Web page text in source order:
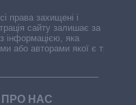
права захищені і
сайту залишає за
інформацією, яка
або авторами якої є треті
ПРО НАС